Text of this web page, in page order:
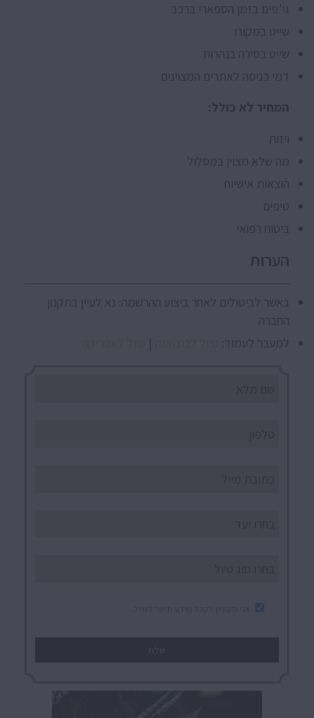
גי’פים בזמן הספארי ברכב
שייט במקורו
שייט בסירה בנהרות
דמי כניסה לאתרים המצוינים
המחיר לא כולל:
ויזות
מה שלא מצוין במסלול
הוצאות אישיות
טיפים
ביטוח רפואי
הערות
באשר לביטולים לאחר ביצוע ההרשמה: נא לעיין בתקנון
החברה
למעבר לעמוד:
|